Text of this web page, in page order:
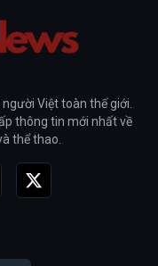
Việt toàn thế giới.
thông tin mới nhất về
thể thao.